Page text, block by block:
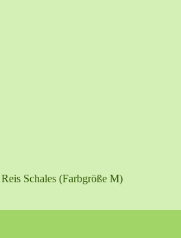
Schales (Farbgröße M)